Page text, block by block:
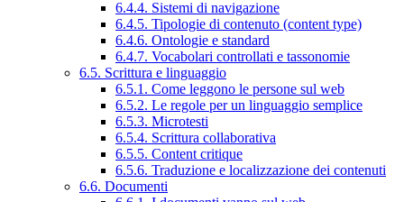
6.4.4. Sistemi di navigazione
6.4.5. Tipologie di contenuto (content type)
6.4.6. Ontologie e standard
6.4.7. Vocabolari controllati e tassonomie
6.5. Scrittura e linguaggio
6.5.1. Come leggono le persone sul web
6.5.2. Le regole per un linguaggio semplice
6.5.3. Microtesti
6.5.4. Scrittura collaborativa
6.5.5. Content critique
6.5.6. Traduzione e localizzazione dei contenuti
6.6. Documenti